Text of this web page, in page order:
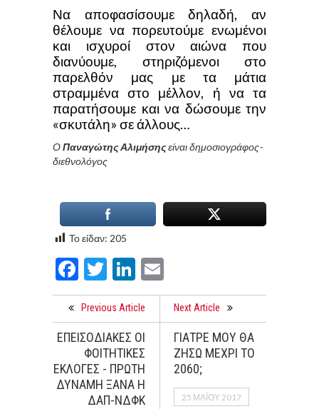
Να αποφασίσουμε δηλαδή, αν
θέλουμε να πορευτούμε ενωμένοι
και ισχυροί στον αιώνα που
διανύουμε, στηριζόμενοι στο
παρελθόν μας με τα μάτια
στραμμένα στο μέλλον, ή να τα
παρατήσουμε και να δώσουμε την
«σκυτάλη» σε άλλους…
ΟΠαναγώτης Αλιμήσηςείναι δημοσιογράφος-
διεθνολόγος
Το είδαν: 205
Facebook
TwitterLinkedIn
Previous Article
ΕΠΕΙΣΟΔΙΑΚΕΣ ΟΙ
ΦΟΙΤΗΤΙΚΕΣ
ΕΚΛΟΓΕΣ - ΠΡΩΤΗ
ΔΥΝΑΜΗ ΞΑΝΑ Η
ΔΑΠ-ΝΔΦΚ
Next Article
ΓΙΑΤΡΕ ΜΟΥ ΘΑ
ΖΗΣΩ ΜΕΧΡΙ ΤΟ
2060;
25 ΜΑΪ́ΟΥ 2017